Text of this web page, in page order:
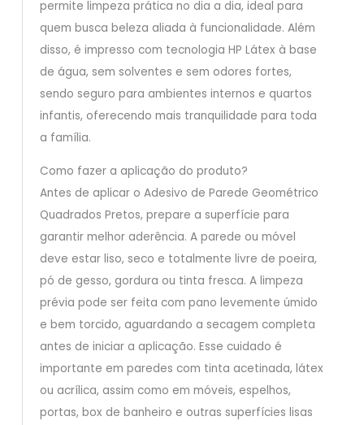
permite limpeza prática no dia a dia, ideal para
quem busca beleza aliada à funcionalidade. Além
disso, é impresso com tecnologia HP Látex à base
de água, sem solventes e sem odores fortes,
sendo seguro para ambientes internos e quartos
infantis, oferecendo mais tranquilidade para toda
a família.
Como fazer a aplicação do produto?
Antes de aplicar o Adesivo de Parede Geométrico
Quadrados Pretos, prepare a superfície para
garantir melhor aderência. A parede ou móvel
deve estar liso, seco e totalmente livre de poeira,
pó de gesso, gordura ou tinta fresca. A limpeza
prévia pode ser feita com pano levemente úmido
e bem torcido, aguardando a secagem completa
antes de iniciar a aplicação. Esse cuidado é
importante em paredes com tinta acetinada, látex
ou acrílica, assim como em móveis, espelhos,
portas, box de banheiro e outras superfícies lisas